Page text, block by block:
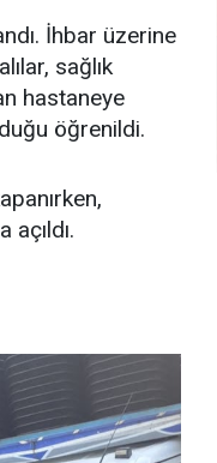
İhbar üzerine
sağlık
hastaneye
öğrenildi.
açıldı.